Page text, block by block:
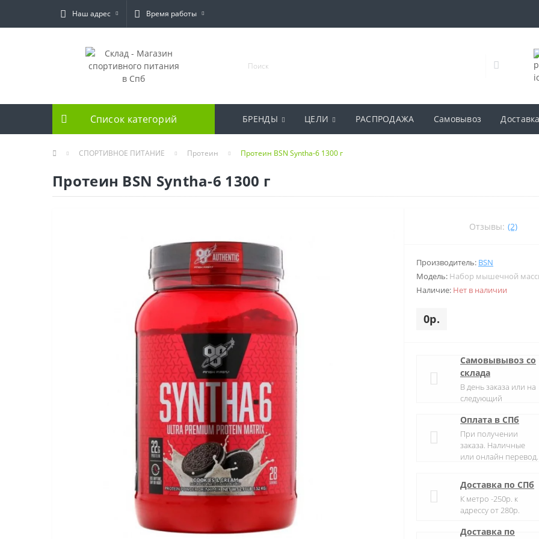
Наш адрес Время работы
Список категорий БРЕНДЫ ЦЕЛИ РАСПРОДАЖА Самовывоз
СПОРТИВНОЕ ПИТАНИЕ Протеин Протеин BSN Syntha-6 1300 г
Протеин BSN Syntha-6 1300 г
Отзывы: (2)
Производитель: BSN
Модель: Набор мышечной
Наличие: Нет в наличии
0р.
Самовывывоз со
склада
В день заказа или на
следующий
Оплата в СПб
При получении
заказа. Наличные
или онлайн перевод.
Доставка по СПб
К метро -250р. к
адрессу от 280р.
Доставка по